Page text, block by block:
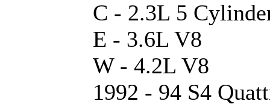
C - 2.3L 5
E - 3.6L V8
W - 4.2L V8
1992 - 94 S4